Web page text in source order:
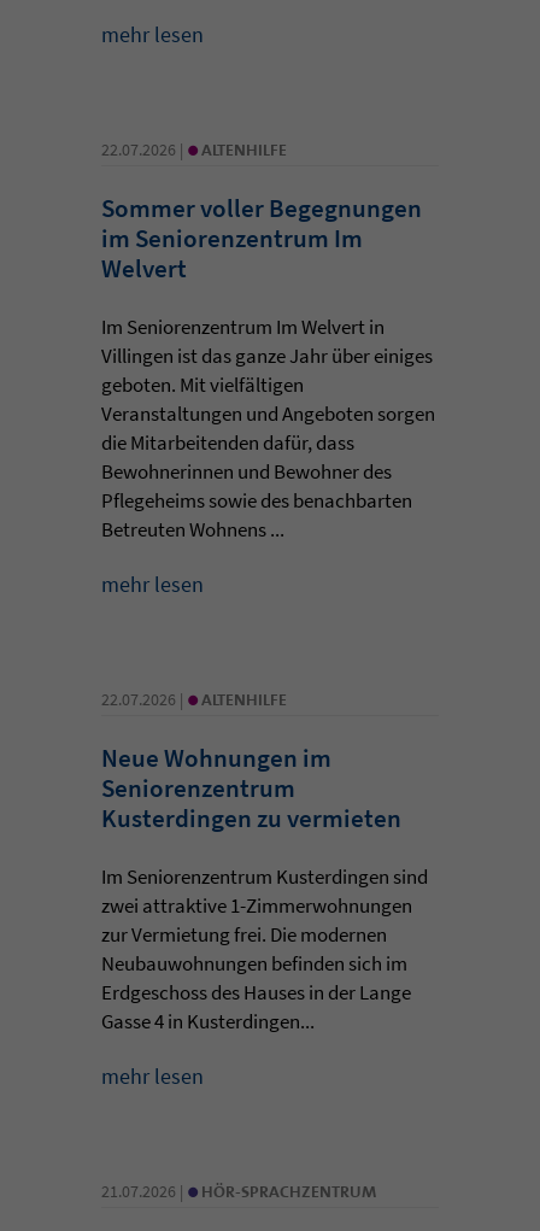
mehr lesen
22.07.2026 | • ALTENHILFE
Sommer voller Begegnungen
im Seniorenzentrum Im
Welvert
Im Seniorenzentrum Im Welvert in
Villingen ist das ganze Jahr über einiges
geboten. Mit vielfältigen
Veranstaltungen und Angeboten sorgen
die Mitarbeitenden dafür, dass
Bewohnerinnen und Bewohner des
Pflegeheims sowie des benachbarten
Betreuten Wohnens ...
mehr lesen
22.07.2026 | • ALTENHILFE
Neue Wohnungen im
Seniorenzentrum
Kusterdingen zu vermieten
Im Seniorenzentrum Kusterdingen sind
zwei attraktive 1-Zimmerwohnungen
zur Vermietung frei. Die modernen
Neubauwohnungen befinden sich im
Erdgeschoss des Hauses in der Lange
Gasse 4 in Kusterdingen...
mehr lesen
21.07.2026 | • HÖR-SPRACHZENTRUM